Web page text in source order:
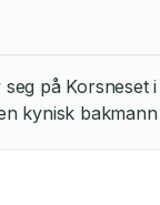
på
kynisk